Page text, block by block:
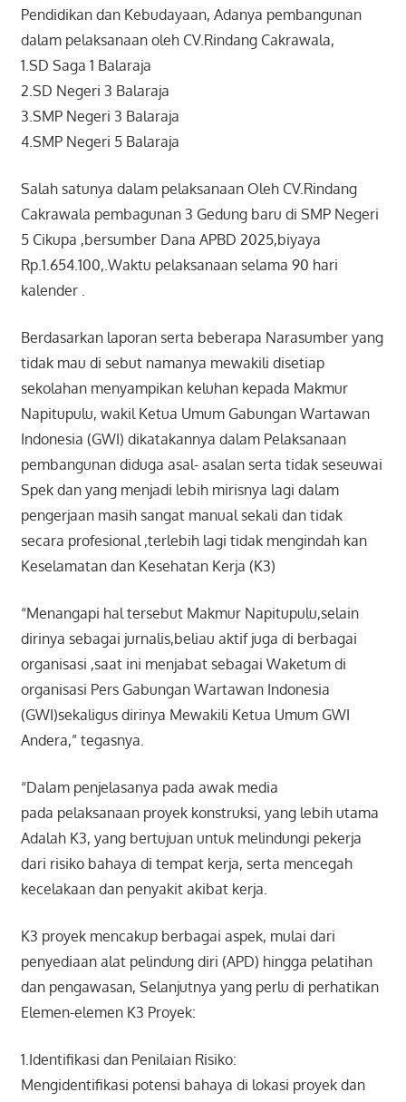
Pendidikan dan Kebudayaan, Adanya pembangunan
dalam pelaksanaan oleh CV.Rindang Cakrawala,
1.SD Saga 1 Balaraja
2.SD Negeri 3 Balaraja
3.SMP Negeri 3 Balaraja
4.SMP Negeri 5 Balaraja
Salah satunya dalam pelaksanaan Oleh CV.Rindang
Cakrawala pembagunan 3 Gedung baru di SMP Negeri
5 Cikupa ,bersumber Dana APBD 2025,biyaya
Rp.1.654.100,.Waktu pelaksanaan selama 90 hari
kalender .
Berdasarkan laporan serta beberapa Narasumber yang
tidak mau di sebut namanya mewakili disetiap
sekolahan menyampikan keluhan kepada Makmur
Napitupulu, wakil Ketua Umum Gabungan Wartawan
Indonesia (GWI) dikatakannya dalam Pelaksanaan
pembangunan diduga asal- asalan serta tidak seseuwai
Spek dan yang menjadi lebih mirisnya lagi dalam
pengerjaan masih sangat manual sekali dan tidak
secara profesional ,terlebih lagi tidak mengindah kan
Keselamatan dan Kesehatan Kerja (K3)
“Menangapi hal tersebut Makmur Napitupulu,selain
dirinya sebagai jurnalis,beliau aktif juga di berbagai
organisasi ,saat ini menjabat sebagai Waketum di
organisasi Pers Gabungan Wartawan Indonesia
(GWI)sekaligus dirinya Mewakili Ketua Umum GWI
Andera,” tegasnya.
“Dalam penjelasanya pada awak media
pada pelaksanaan proyek konstruksi, yang lebih utama
Adalah K3, yang bertujuan untuk melindungi pekerja
dari risiko bahaya di tempat kerja, serta mencegah
kecelakaan dan penyakit akibat kerja.
K3 proyek mencakup berbagai aspek, mulai dari
penyediaan alat pelindung diri (APD) hingga pelatihan
dan pengawasan, Selanjutnya yang perlu di perhatikan
Elemen-elemen K3 Proyek:
1.Identifikasi dan Penilaian Risiko:
Mengidentifikasi potensi bahaya di lokasi proyek dan